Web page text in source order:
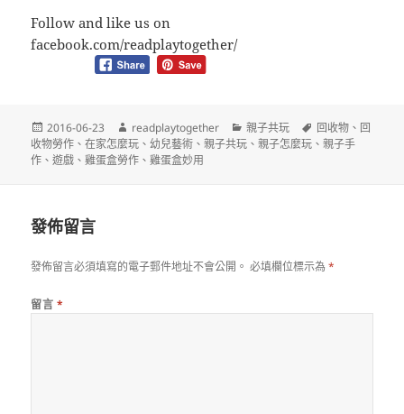
Follow and like us on
facebook.com/readplaytogether/
發
佈
日
2016-06-23
作
者
readplaytogether
分
類
親子共玩
標
籤
回收物 、 回
收物勞作 、在家怎麼玩 、幼兒藝術 、親子共玩 、親子怎麼玩 、親子手
作 、遊戲 、雞蛋盒勞作 、雞蛋盒妙用
發佈留言
發佈留言必須填寫的電子郵件地址不會公開。 必填欄位標示為*
留言 *